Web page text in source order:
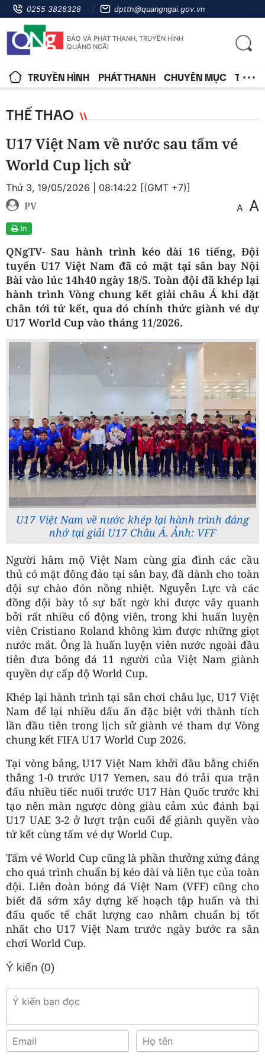
0255 3828328 dptth@quangngai.gov.vn
BÁO VÀ PHÁT THANH, TRUYỀN HÌNH
QUẢNG NGÃI
TRUYỀN HÌNH PHÁT THANH CHUYÊN MỤC TIN
THỂ THAO
U17 Việt Nam về nước sau tấm vé
World Cup lịch sử
Thứ 3, 19/05/2026 | 08:14:22 [(GMT +7)]
PV A A
In
QNgTV- Sau hành trình kéo dài 16 tiếng, Đội
tuyển U17 Việt Nam đã có mặt tại sân bay Nội
Bài vào lúc 14h40 ngày 18/5. Toàn đội đã khép lại
hành trình Vòng chung kết giải châu Á khi đặt
chân tới tứ kết, qua đó chính thức giành vé dự
U17 World Cup vào tháng 11/2026.
U17 Việt Nam về nước khép lại hành trình đáng
nhớ tại giải U17 Châu Á. Ảnh: VFF
Người hâm mộ Việt Nam cùng gia đình các cầu
thủ có mặt đông đảo tại sân bay, đã dành cho toàn
đội sự chào đón nồng nhiệt. Nguyễn Lực và các
đồng đội bày tỏ sự bất ngờ khi được vây quanh
bởi rất nhiều cổ động viên, trong khi huấn luyện
viên Cristiano Roland không kìm được những giọt
nước mắt. Ông là huấn luyện viên nước ngoài đầu
tiên đưa bóng đá 11 người của Việt Nam giành
quyền dự cấp độ World Cup.
Khép lại hành trình tại sân chơi châu lục, U17 Việt
Nam để lại nhiều dấu ấn đặc biệt với thành tích
lần đầu tiên trong lịch sử giành vé tham dự Vòng
chung kết FIFA U17 World Cup 2026.
Tại vòng bảng, U17 Việt Nam khởi đầu bằng chiến
thắng 1-0 trước U17 Yemen, sau đó trải qua trận
đấu nhiều tiếc nuối trước U17 Hàn Quốc trước khi
tạo nên màn ngược dòng giàu cảm xúc đánh bại
U17 UAE 3-2 ở lượt trận cuối để giành quyền vào
tứ kết cùng tấm vé dự World Cup.
Tấm vé World Cup cũng là phần thưởng xứng đáng
cho quá trình chuẩn bị kéo dài và liên tục của toàn
đội. Liên đoàn bóng đá Việt Nam (VFF) cũng cho
biết đã sớm xây dựng kế hoạch tập huấn và thi
đấu quốc tế chất lượng cao nhằm chuẩn bị tốt
nhất cho U17 Việt Nam trước ngày bước ra sân
chơi World Cup.
Ý kiến (0)